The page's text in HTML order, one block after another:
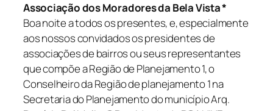
Associação dos Moradores da Bela Vista *
Boa noite a todos os presentes, e, especialmente
aos nossos convidados os presidentes de
associações de bairros ou seus representantes
que compõe a Região de Planejamento 1, o
Conselheiro da Região de planejamento 1 na
Secretaria do Planejamento do município Arq.